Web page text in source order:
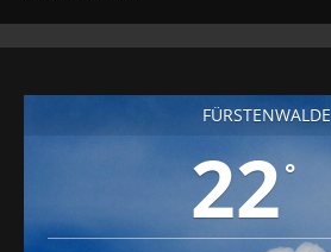
FÜRSTENWALDE
22 °